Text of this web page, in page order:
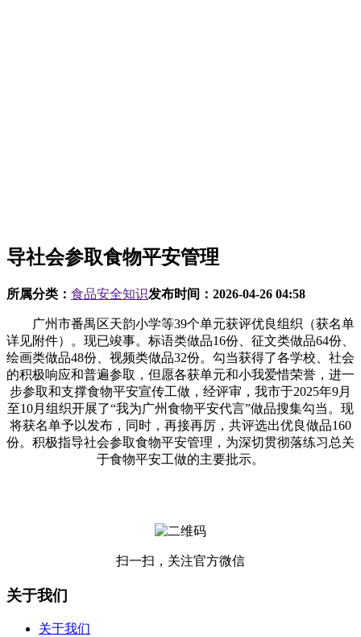
导社会参取食物平安管理
所属分类： 食品安全知识发布时间： 2026-04-26 04:58
广州市番禺区天韵小学等39个单元获评优良组织（获名单
详见附件）。现已竣事。标语类做品16份、征文类做品64份、
绘画类做品48份、视频类做品32份。勾当获得了各学校、社会
的积极响应和普遍参取，但愿各获单元和小我爱惜荣誉，进一
步参取和支撑食物平安宣传工做，经评审，我市于2025年9月
至10月组织开展了“我为广州食物平安代言”做品搜集勾当。现
将获名单予以发布，同时，再接再厉，共评选出优良做品160
份。积极指导社会参取食物平安管理，为深切贯彻落练习总关
于食物平安工做的主要批示。
扫一扫，关注官方微信
关于我们
关于我们